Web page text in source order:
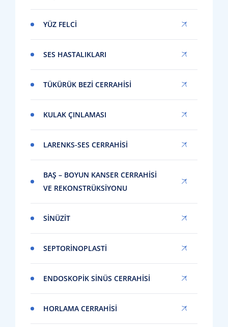
YÜZ FELCI
SES HASTALIKLARI
TÜKÜRÜK BEZI CERRAHISI
KULAK ÇINLAMASI
LARENKS-SES CERRAHISI
BAŞ – BOYUN KANSER CERRAHISI
VE REKONSTRÜKSIYONU
SINÜZIT
SEPTORINOPLASTI
ENDOSKOPIK SINÜS CERRAHISI
HORLAMA CERRAHISI